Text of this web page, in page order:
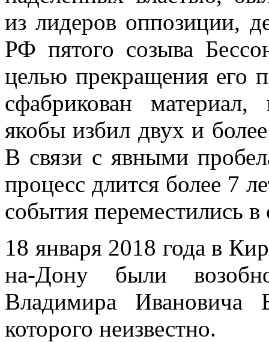
из лидеров оппозиции,
РФ пятого созыва
целью прекращения его
сфабрикован
якобы избил двух и
В связи с явными
процесс длится более 7
события переместились в
18 января 2018 года в
на-Дону были
Владимира Ивановича
которого неизвестно.